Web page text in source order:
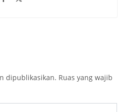
dipublikasikan. Ruas yang wajib